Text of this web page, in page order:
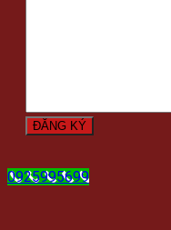
0925995699